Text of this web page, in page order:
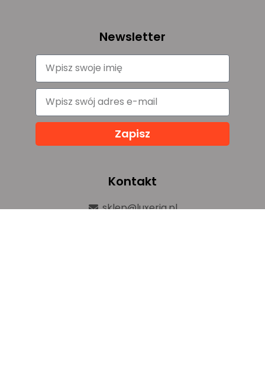
Newsletter
Zapisz
Kontakt
sklep@luxeria.pl